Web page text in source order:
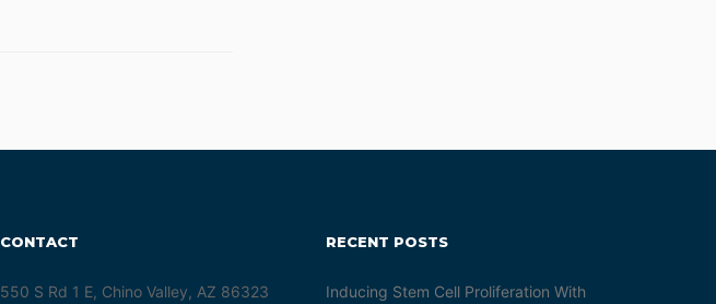
CONTACT
550 S Rd 1 E, Chino Valley, AZ 86323
RECENT POSTS
Inducing Stem Cell Proliferation With